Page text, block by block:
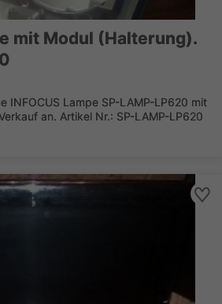
mit Modul (Halterung).
INFOCUS Lampe SP-LAMP-LP620 mit
an. Artikel Nr.: SP-LAMP-LP620